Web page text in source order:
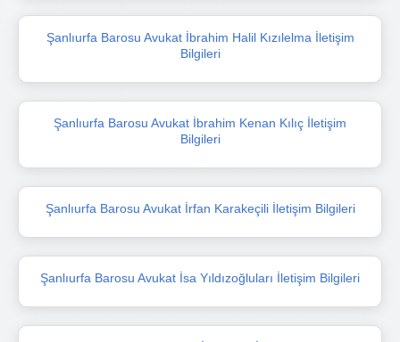
Şanlıurfa Barosu Avukat İbrahim Halil Kızılelma İletişim
Bilgileri
Şanlıurfa Barosu Avukat İbrahim Kenan Kılıç İletişim
Bilgileri
Şanlıurfa Barosu Avukat İrfan Karakeçili İletişim Bilgileri
Şanlıurfa Barosu Avukat İsa Yıldızoğluları İletişim Bilgileri